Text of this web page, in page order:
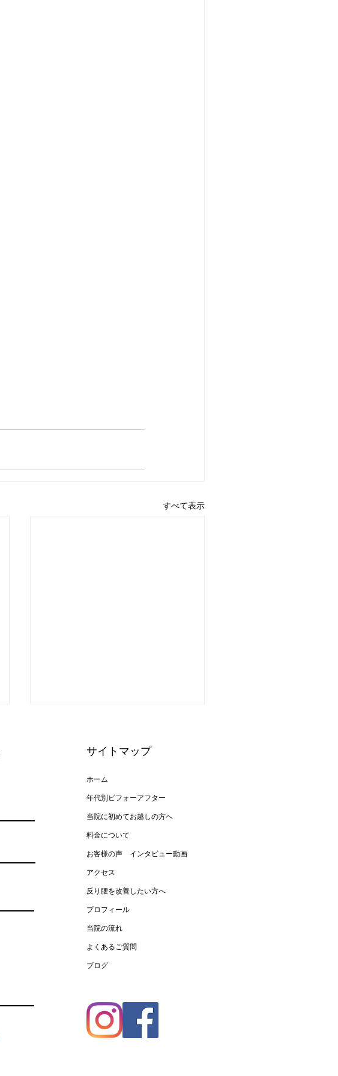
すべて表示
猫背と反り腰が改善して姿勢
がキレイに！
サイトマップ
ホーム
年代別ビフォーアフター
当院に初めてお越しの方へ
料金について
お客様の声 インタビュー動画
アクセス
反り腰を改善したい方へ
プロフィール
当院の流れ
よくあるご質問
ブログ